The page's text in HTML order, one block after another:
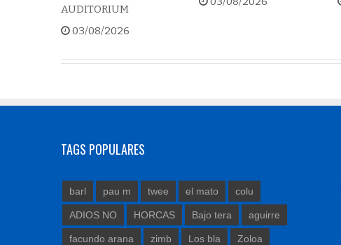
AUDITORIUM
03/08/2026
TAGS POPULARES
barl pau m twee el mato colu
ADIOS NO HORCAS Bajo tera aguirre
facundo arana zimb Los bla Zoloa